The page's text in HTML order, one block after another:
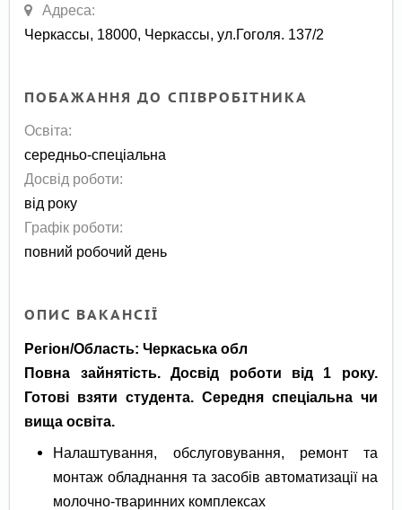
Адреса:
Черкассы, 18000, Черкассы, ул.Гоголя. 137/2
ПОБАЖАННЯ ДО СПІВРОБІТНИКА
Освіта:
середньо-спеціальна
Досвід роботи:
від року
Графік роботи:
повний робочий день
ОПИС ВАКАНСІЇ
Регіон/Область: Черкаська обл
Повна зайнятість. Досвід роботи від 1 року.
Готові взяти студента. Середня спеціальна чи
вища освіта.
Налаштування, обслуговування, ремонт та
монтаж обладнання та засобів автоматизації на
молочно-тваринних комплексах